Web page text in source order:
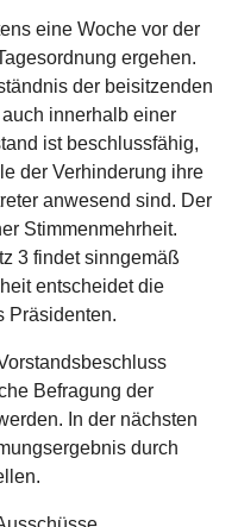
eine Woche vor der
ergehen.
der beisitzenden
innerhalb einer
ist beschlussfähig,
der Verhinderung ihre
anwesend sind. Der
Stimmenmehrheit.
3 findet sinngemäß
entscheidet die
Präsidenten.
Befragung der
In der nächsten
durch